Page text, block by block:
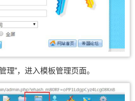
理”，进入模板管理页面。